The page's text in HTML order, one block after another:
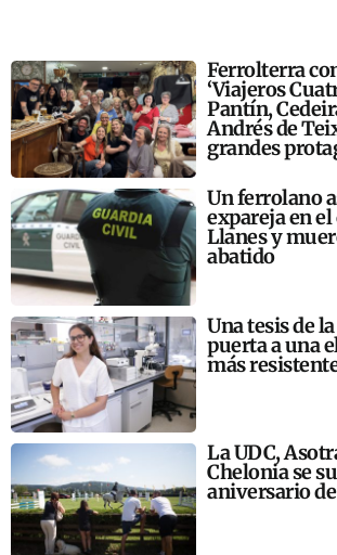
Ferrolterra
‘Viajeros
Pantín,
Andrés de
grandes
Un ferrolano
expareja en
Llanes y
abatido
Una tesis de
puerta a una
más
La UDC,
Chelonia se
aniversario